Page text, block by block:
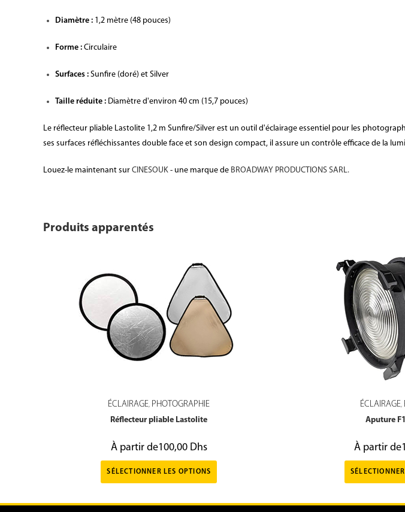
Diamètre : 1,2 mètre (48 pouces)
Forme : Circulaire
Surfaces : Sunfire (doré) et Silver
Taille réduite : Diamètre d'environ 40 cm (15,7 pouces)
Le réflecteur pliable Lastolite 1,2 m Sunfire/Silver est un outil d'éclairage essentiel pour les
ses surfaces réfléchissantes double face et son design compact, il assure un contrôle efficace de la
Louez-le maintenant sur CINESOUK - une marque de BROADWAY PRODUCTIONS SARL.
Produits apparentés
ÉCLAIRAGE, PHOTOGRAPHIE
Réflecteur pliable Lastolite
À partir de100,00 Dhs
SÉLECTIONNER LES OPTIONS
ÉCLAIRAGE,
Aputure
À partir de